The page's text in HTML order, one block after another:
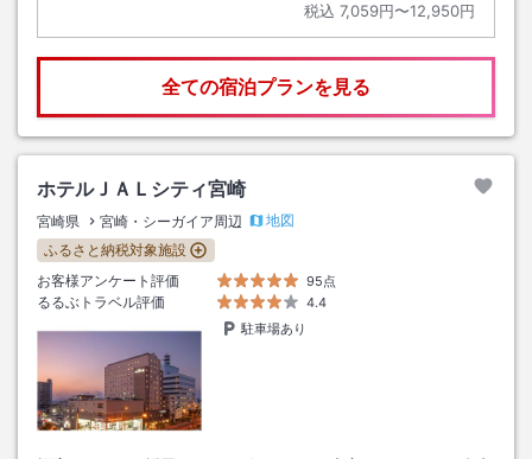
税込 7,059円〜12,950円
全ての宿泊プランを見る
ホテルＪＡＬシティ宮崎
宮崎県 宮崎・シーガイア周辺
地図
ふるさと納税対象施設
お客様アンケート評価
95点
るるぶトラベル評価
4.4
駐車場あり